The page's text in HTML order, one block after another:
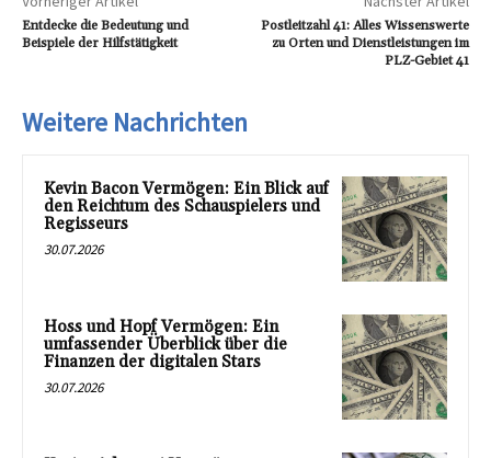
Entdecke die Bedeutung und
Beispiele der Hilfstätigkeit
Postleitzahl 41: Alles Wissenswerte
zu Orten und Dienstleistungen im
PLZ-Gebiet 41
Weitere Nachrichten
Kevin Bacon Vermögen: Ein Blick auf
den Reichtum des Schauspielers und
Regisseurs
30.07.2026
Hoss und Hopf Vermögen: Ein
umfassender Überblick über die
Finanzen der digitalen Stars
30.07.2026